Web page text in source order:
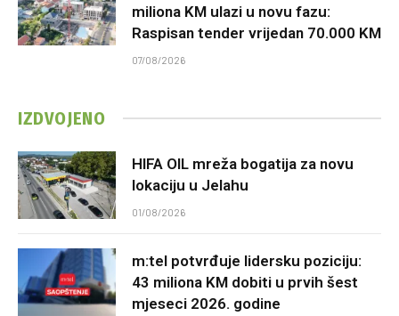
miliona KM ulazi u novu fazu:
Raspisan tender vrijedan 70.000 KM
07/08/2026
IZDVOJENO
HIFA OIL mreža bogatija za novu
lokaciju u Jelahu
01/08/2026
m:tel potvrđuje lidersku poziciju:
43 miliona KM dobiti u prvih šest
mjeseci 2026. godine